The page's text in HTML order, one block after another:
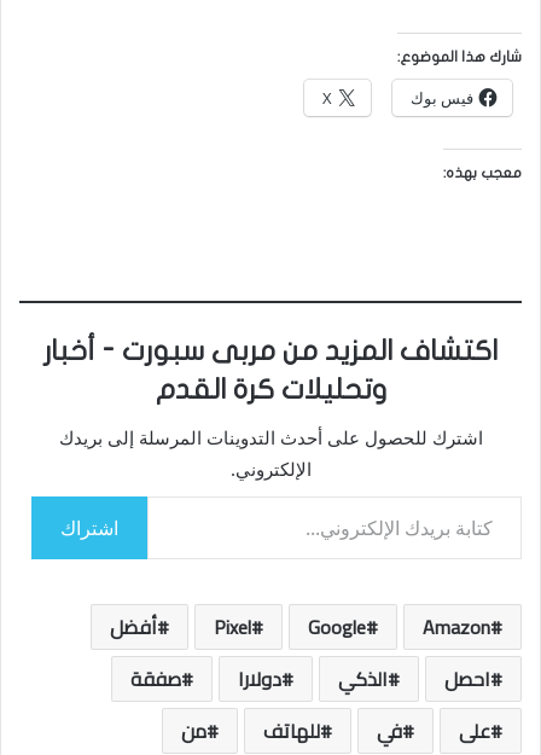
شارك هذا الموضوع:
فيس بوك X
معجب بهذه:
اكتشاف المزيد من مربى سبورت - أخبار
وتحليلات كرة القدم
اشترك للحصول على أحدث التدوينات المرسلة إلى بريدك
الإلكتروني.
كتابة بريدك الإلكتروني...
اشتراك
Amazon
Google
Pixel
أفضل
احصل
الذكي دولارا
صفقة
على
في للهاتف من